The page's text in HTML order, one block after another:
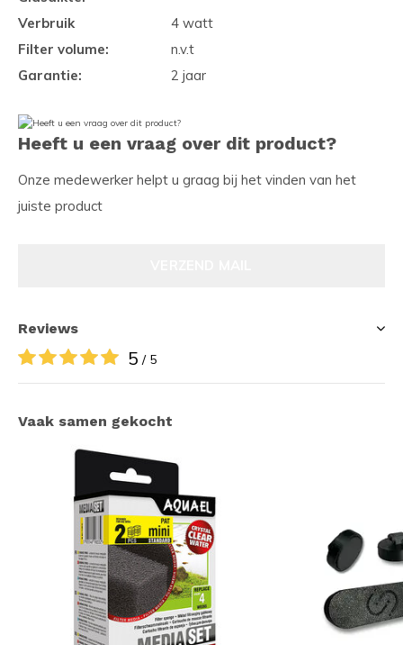
Verbruik
4 watt
Filter volume:
n.v.t
Garantie:
2 jaar
Heeft u een vraag over dit product?
Onze medewerker helpt u graag bij het vinden van het
juiste product
Reviews
5 / 5
Vaak samen gekocht